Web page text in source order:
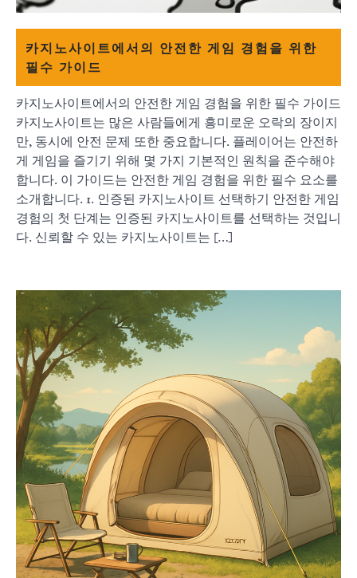
카지노사이트에서의 안전한 게임 경험을 위한
필수 가이드
카지노사이트에서의 안전한 게임 경험을 위한 필수 가이드
카지노사이트는 많은 사람들에게 흥미로운 오락의 장이지
만, 동시에 안전 문제 또한 중요합니다. 플레이어는 안전하
게 게임을 즐기기 위해 몇 가지 기본적인 원칙을 준수해야
합니다. 이 가이드는 안전한 게임 경험을 위한 필수 요소를
소개합니다. 1. 인증된 카지노사이트 선택하기 안전한 게임
경험의 첫 단계는 인증된 카지노사이트를 선택하는 것입니
다. 신뢰할 수 있는 카지노사이트는 […]